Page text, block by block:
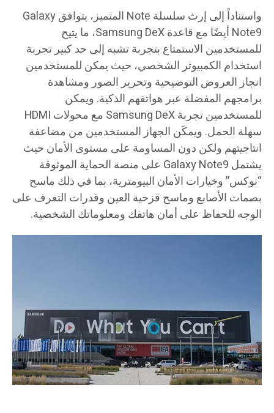
واستناداً إلى إرث سلسلة Note المتميز، يتوافق Galaxy
Note9 أيضًا مع قاعدة Samsung DeX، ما يتيح
للمستخدمين الاستمتاع بتجربة تشبه إلى حد كبير تجربة
استخدام الكمبيوتر الشخصي، حيث يمكن للمستخدمين
انجاز العروض التوضيحية وتحرير الصور ومشاهدة
برامجهم المفضلة عبر هواتفهم الذكية. ويمكن
للمستخدمين تجربة Samsung DeX مع محولات HDMI
سهلة الحمل. ويمكَن الجهاز المستخدمين من مضاعفة
انتاجيتهم ولكن دون المساومة على مستوى الأمان حيث
يشتمل Galaxy Note9 على منصة الحماية الموثوقة
“نوكس” وخيارات الأمان البيومترية، بما في ذلك ماسح
بصمات الأصابع وماسح قزحية العين وقدرات التعرف على
الوجه للحفاظ على أمان هاتفك ومعلوماتك الشخصية.